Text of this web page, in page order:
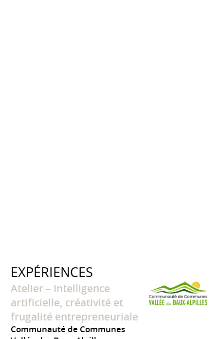
EXPÉRIENCES
Atelier – Intelligence
artificielle, créativité et
frugalité entrepreneuriale
Communauté de Communes